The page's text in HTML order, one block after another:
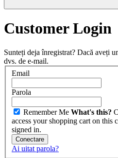
Customer Login
Sunteți deja înregistrat? Dacă aveți
dvs. de e-mail.
Email
Parola
Remember Me What's this?
access your shopping cart on this
signed in.
Conectare
Ai uitat parola?